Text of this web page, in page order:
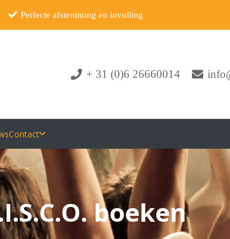
Perfecte afstemming en invulling
+ 31 (0)6 26660014
Contact
boeken